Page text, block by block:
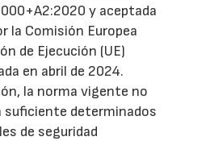
y aceptada
la Comisión Europea
de Ejecución (UE)
en abril de 2024.
la norma vigente no
suficiente determinados
de seguridad